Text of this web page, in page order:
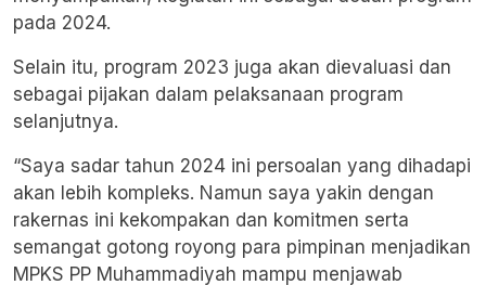
pada 2024.
Selain itu, program 2023 juga akan dievaluasi dan
sebagai pijakan dalam pelaksanaan program
selanjutnya.
“Saya sadar tahun 2024 ini persoalan yang dihadapi
akan lebih kompleks. Namun saya yakin dengan
rakernas ini kekompakan dan komitmen serta
semangat gotong royong para pimpinan menjadikan
MPKS PP Muhammadiyah mampu menjawab